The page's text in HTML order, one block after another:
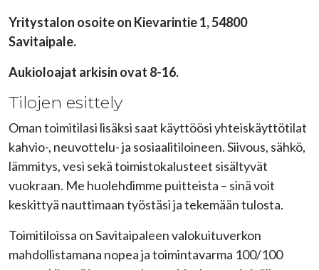
Yritystalon osoite on Kievarintie 1, 54800
Savitaipale.
Aukioloajat arkisin ovat 8-16.
Tilojen esittely
Oman toimitilasi lisäksi saat käyttöösi yhteiskäyttötilat
kahvio-, neuvottelu- ja sosiaalitiloineen. Siivous, sähkö,
lämmitys, vesi sekä toimistokalusteet sisältyvät
vuokraan. Me huolehdimme puitteista – sinä voit
keskittyä nauttimaan työstäsi ja tekemään tulosta.
Toimitiloissa on Savitaipaleen valokuituverkon
mahdollistamana nopea ja toimintavarma 100/100